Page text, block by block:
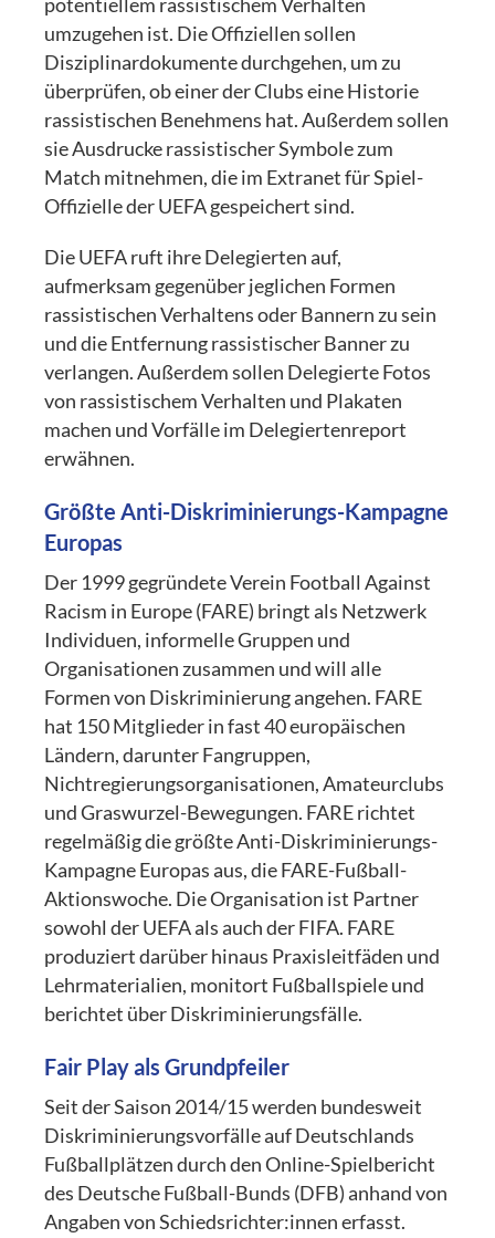
potentiellem rassistischem Verhalten
umzugehen ist. Die Offiziellen sollen
Disziplinardokumente durchgehen, um zu
überprüfen, ob einer der Clubs eine Historie
rassistischen Benehmens hat. Außerdem sollen
sie Ausdrucke rassistischer Symbole zum
Match mitnehmen, die im Extranet für Spiel-
Offizielle der UEFA gespeichert sind.
Die UEFA ruft ihre Delegierten auf,
aufmerksam gegenüber jeglichen Formen
rassistischen Verhaltens oder Bannern zu sein
und die Entfernung rassistischer Banner zu
verlangen. Außerdem sollen Delegierte Fotos
von rassistischem Verhalten und Plakaten
machen und Vorfälle im Delegiertenreport
erwähnen.
Größte Anti-Diskriminierungs-Kampagne
Europas
Der 1999 gegründete Verein Football Against
Racism in Europe (FARE) bringt als Netzwerk
Individuen, informelle Gruppen und
Organisationen zusammen und will alle
Formen von Diskriminierung angehen. FARE
hat 150 Mitglieder in fast 40 europäischen
Ländern, darunter Fangruppen,
Nichtregierungsorganisationen, Amateurclubs
und Graswurzel-Bewegungen. FARE richtet
regelmäßig die größte Anti-Diskriminierungs-
Kampagne Europas aus, die FARE-Fußball-
Aktionswoche. Die Organisation ist Partner
sowohl der UEFA als auch der FIFA. FARE
produziert darüber hinaus Praxisleitfäden und
Lehrmaterialien, monitort Fußballspiele und
berichtet über Diskriminierungsfälle.
Fair Play als Grundpfeiler
Seit der Saison 2014/15 werden bundesweit
Diskriminierungsvorfälle auf Deutschlands
Fußballplätzen durch den Online-Spielbericht
des Deutsche Fußball-Bunds (DFB) anhand von
Angaben von Schiedsrichter:innen erfasst.